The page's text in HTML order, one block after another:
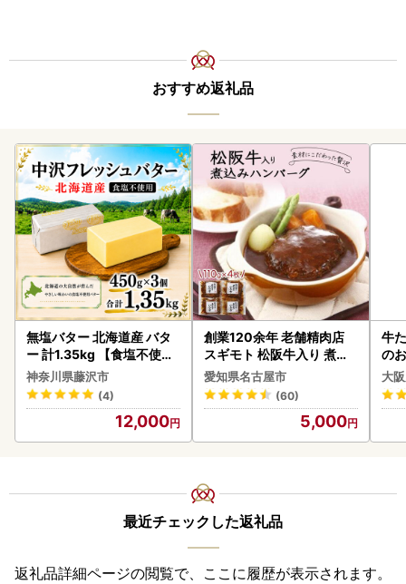
おすすめ返礼品
無塩バター 北海道産 バタ
ー 計1.35kg 【食塩不使用
】
神奈川県藤沢市
(4)
12,000
創業120余年 老舗精肉店
スギモト 松阪牛入り 煮込
み ハンバーグ 110g×4枚
惣菜 お取り寄せ グルメ ハ
ンバーグ 冷凍
愛知県名古屋市
(60)
5,000
牛
の
大
最近チェックした返礼品
返礼品詳細ページの閲覧で、ここに履歴が表示されます。